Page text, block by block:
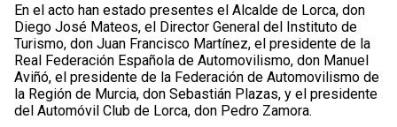
En el acto han estado presentes el Alcalde de Lorca, don
Diego José Mateos, el Director General del Instituto de
Turismo, don Juan Francisco Martínez, el presidente de la
Real Federación Española de Automovilismo, don Manuel
Aviñó, el presidente de la Federación de Automovilismo de
la Región de Murcia, don Sebastián Plazas, y el presidente
del Automóvil Club de Lorca, don Pedro Zamora.